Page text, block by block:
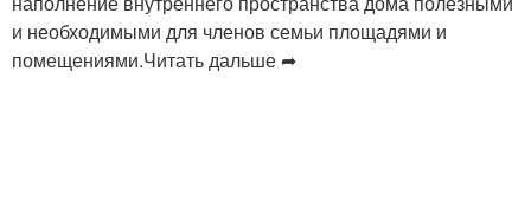
и необходимыми для членов семьи площадями и
помещениями.Читать дальше ➦